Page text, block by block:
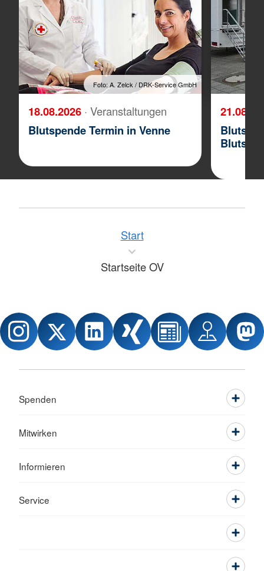
Foto: A. Zelck / DRK-Service GmbH
18.08.2026 · Veranstaltungen
Blutspende Termin in Venne
Start
Startseite OV
Spenden
Mitwirken
Informieren
Service